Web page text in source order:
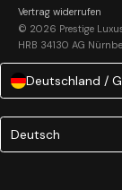
© 2026 Prestige
HRB 34130 AG
Vertrag widerrufen
Deutschland /
Language
Deutsch